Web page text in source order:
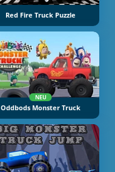
Red Fire Truck Puzzle
NEU
Oddbods Monster Truck